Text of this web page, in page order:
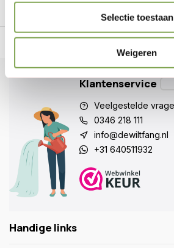
Selectie toestaan
Weigeren
Klantenservice
Veelgestelde
0346 218 111
info@dewiltfang.nl
+31 640511932
Handige links